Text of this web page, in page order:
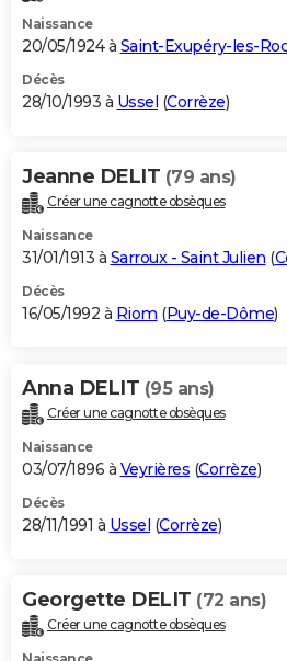
Naissance
20/05/1924 à Saint-Exupéry-les-
Décès
28/10/1993 à Ussel (Corrèze)
Jeanne DELIT (79 ans)
Créer une cagnotte obsèques
Naissance
31/01/1913 à Sarroux - Saint Julien (
Décès
16/05/1992 à Riom (Puy-de-Dôme)
Anna DELIT (95 ans)
Créer une cagnotte obsèques
Naissance
03/07/1896 à Veyrières (Corrèze)
Décès
28/11/1991 à Ussel (Corrèze)
Georgette DELIT (72 ans)
Créer une cagnotte obsèques